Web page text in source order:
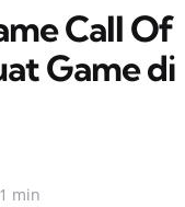
Call Of
Game di
1 min